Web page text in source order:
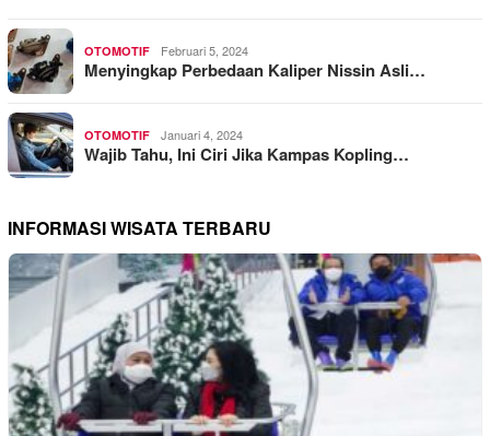
OTOMOTIF Februari 5, 2024
Menyingkap Perbedaan Kaliper Nissin Asli…
OTOMOTIF Januari 4, 2024
Wajib Tahu, Ini Ciri Jika Kampas Kopling…
INFORMASI WISATA TERBARU